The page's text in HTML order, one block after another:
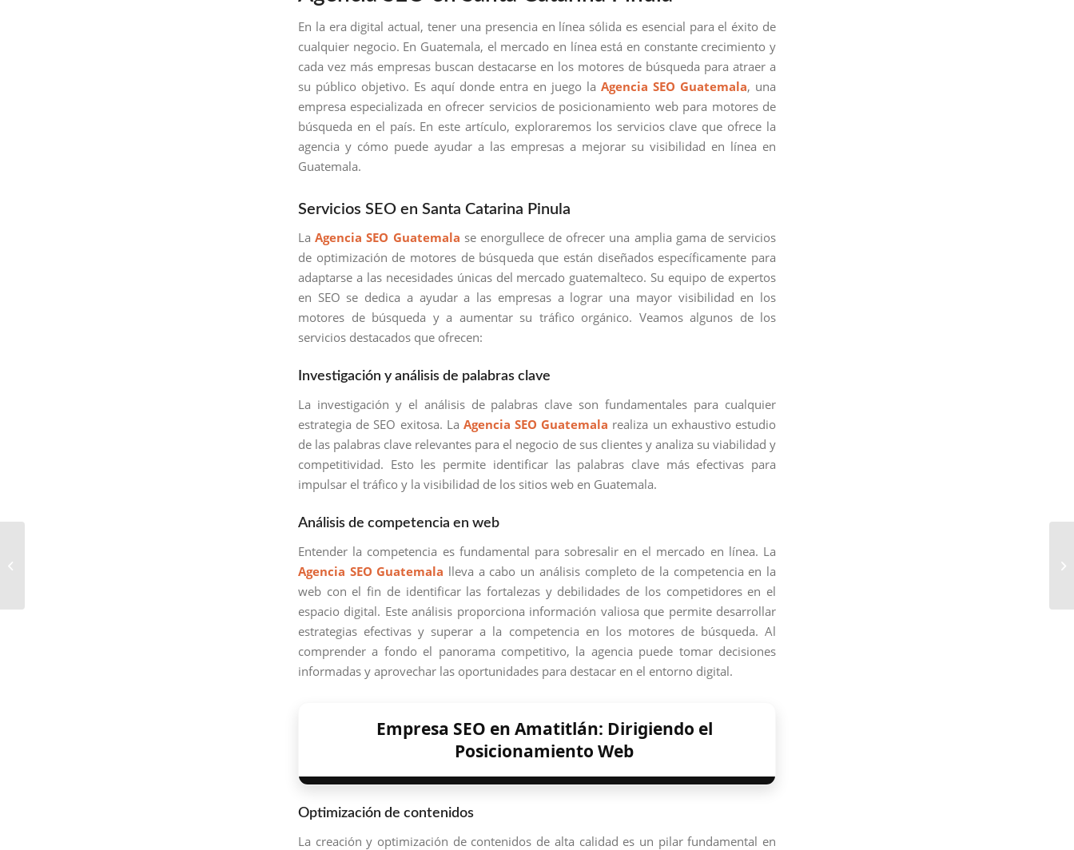
En la era digital actual, tener una presencia en línea sólida es esencial para el éxito de
cualquier negocio. En Guatemala, el mercado en línea está en constante crecimiento y
cada vez más empresas buscan destacarse en los motores de búsqueda para atraer a
su público objetivo. Es aquí donde entra en juego la Agencia SEO Guatemala, una
empresa especializada en ofrecer servicios de posicionamiento web para motores de
búsqueda en el país. En este artículo, exploraremos los servicios clave que ofrece la
agencia y cómo puede ayudar a las empresas a mejorar su visibilidad en línea en
Guatemala.
Servicios SEO en Santa Catarina Pinula
LaAgencia SEO Guatemala se enorgullece de ofrecer una amplia gama de servicios
de optimización de motores de búsqueda que están diseñados específicamente para
adaptarse a las necesidades únicas del mercado guatemalteco. Su equipo de expertos
en SEO se dedica a ayudar a las empresas a lograr una mayor visibilidad en los
motores de búsqueda y a aumentar su tráfico orgánico. Veamos algunos de los
servicios destacados que ofrecen:
Investigación y análisis de palabras clave
La investigación y el análisis de palabras clave son fundamentales para cualquier
estrategia de SEO exitosa. La Agencia SEO Guatemala realiza un exhaustivo estudio
de las palabras clave relevantes para el negocio de sus clientes y analiza su viabilidad y
competitividad. Esto les permite identificar las palabras clave más efectivas para
impulsar el tráfico y la visibilidad de los sitios web en Guatemala.
Análisis de competencia en web
Entender la competencia es fundamental para sobresalir en el mercado en línea. La
Agencia SEO Guatemala lleva a cabo un análisis completo de la competencia en la
web con el fin de identificar las fortalezas y debilidades de los competidores en el
espacio digital. Este análisis proporciona información valiosa que permite desarrollar
estrategias efectivas y superar a la competencia en los motores de búsqueda. Al
comprender a fondo el panorama competitivo, la agencia puede tomar decisiones
informadas y aprovechar las oportunidades para destacar en el entorno digital.
Empresa SEO en Amatitlán: Dirigiendo el
Posicionamiento Web
Optimización de contenidos
La creación y optimización de contenidos de alta calidad es un pilar fundamental en